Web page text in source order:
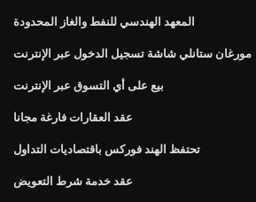
المعهد الهندسي للنفط والغاز المحدودة
مورغان ستانلي شاشة تسجيل الدخول عبر الإنترنت
بيع على أي التسوق عبر الإنترنت
عقد العقارات فارغة مجانا
تحتفظ الهند فوركس باقتصاديات التداول
عقد خدمة شرط التعويض